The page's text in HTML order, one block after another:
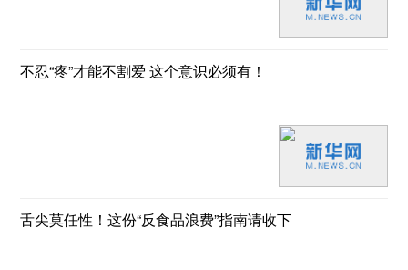
不忍“疼”才能不割爱 这个意识必须有！
舌尖莫任性！这份“反食品浪费”指南请收下